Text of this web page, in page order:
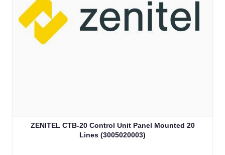
ZENITEL CTB-20 Control Unit Panel Mounted 20
Lines (3005020003)